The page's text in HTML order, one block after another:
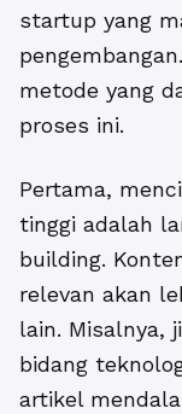
startup yang
metode yang
proses ini.
Pertama,
tinggi adalah
building.
relevan akan
lain. Misalnya,
bidang
artikel